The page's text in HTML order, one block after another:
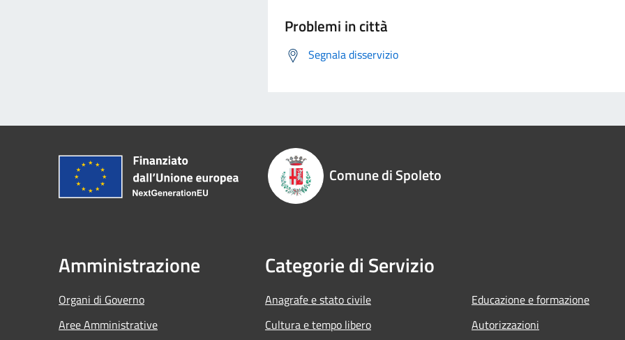
Problemi in città
Segnala disservizio
Comune di Spoleto
Amministrazione
Organi di Governo
Aree Amministrative
Categorie di Servizio
Anagrafe e stato civile
Cultura e tempo libero
Educazione e formazione
Autorizzazioni